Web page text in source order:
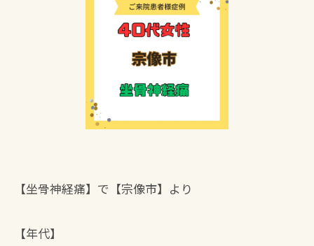
【坐骨神経痛】で【宗像市】より
【年代】